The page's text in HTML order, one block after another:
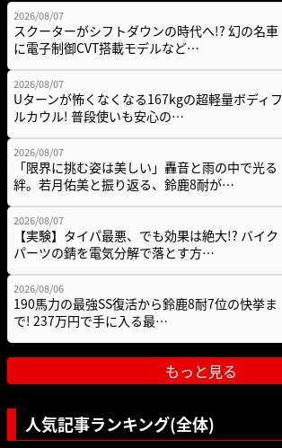
2026/08/07
スクーターがシフトダウンの時代へ!? 幻の名車
に電子制御CVT搭載モデルなど…
2026/08/07
Uターンが怖くなくなる167kgの超軽量ボディフ
ルカウル! 普段使いも安心の…
2026/08/07
「限界に挑む姿は美しい」轟音と雨の中で光る
絆。若月佑美と振り返る、鈴鹿8耐が…
2026/08/07
【実験】タイパ最悪、でも効果は絶大!? バイク
パーツの錆を電気分解で落とす方…
2026/08/06
190馬力の最強SS復活から鈴鹿8耐7位の快挙ま
で! 237万円で手に入る最…
もっと見る
人気記事ランキング(全体)